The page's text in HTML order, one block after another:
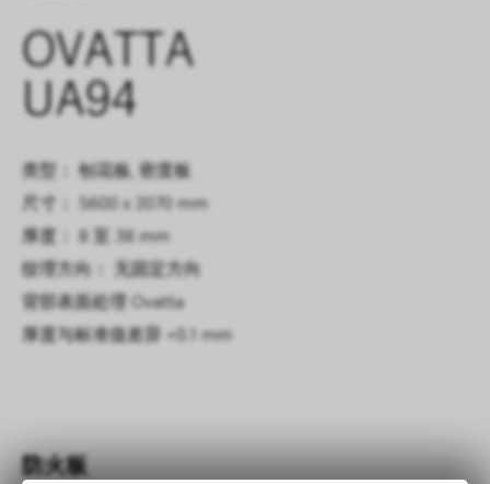
OVATTA
UA94
类型： 刨花板, 密度板
尺寸： 5600 x 2070 mm
厚度： 8 至 38 mm
纹理方向： 无固定方向
背部表面处理
Ovatta
厚度与标准值差异
+0.1 mm
防火板